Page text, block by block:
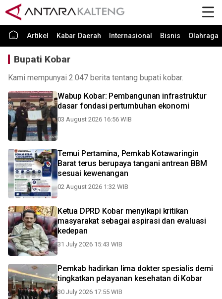
Artikel Kabar Daerah Internasional Bisnis Olahraga
Bupati Kobar
Kami mempunyai 2.047 berita tentang bupati kobar.
Wabup Kobar: Pembangunan infrastruktur
dasar fondasi pertumbuhan ekonomi
03 August 2026 16:56 WIB
Temui Pertamina, Pemkab Kotawaringin
Barat terus berupaya tangani antrean BBM
sesuai kewenangan
02 August 2026 1:32 WIB
Ketua DPRD Kobar menyikapi kritikan
masyarakat sebagai aspirasi dan evaluasi
kedepan
31 July 2026 15:43 WIB
Pemkab hadirkan lima dokter spesialis demi
tingkatkan pelayanan kesehatan di Kobar
30 July 2026 17:55 WIB